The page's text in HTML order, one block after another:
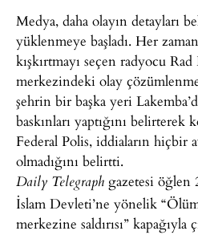
Medya, daha olayın detayları
yüklenmeye başladı. Her
kışkırtmayı seçen radyocu
merkezindeki olay
şehrin bir başka yeri
baskınları yaptığını belirterek
Federal Polis, iddiaların hiçbir
olmadığını belirtti.
Daily Telegraph gazetesi öğlen
İslam Devleti’ne yönelik
merkezine saldırısı” kapağıyla